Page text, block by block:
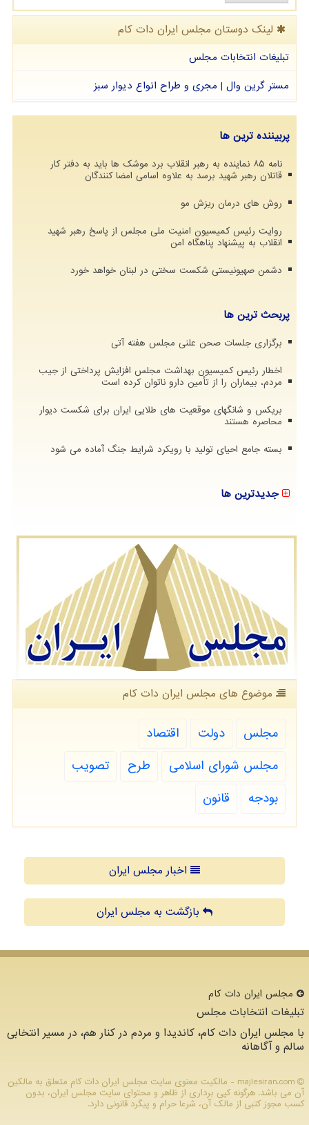
لینک دوستان مجلس ایران دات كام
تبلیغات انتخابات مجلس
مستر گرین وال | مجری و طراح انواع دیوار سبز
پربیننده ترین ها
نامه ۸۵ نماینده به رهبر انقلاب برد موشک ها باید به دفتر کار
قاتلان رهبر شهید برسد به علاوه اسامی امضا کنندگان
روش های درمان ریزش مو
روایت رئیس کمیسیون امنیت ملی مجلس از پاسخ رهبر شهید
انقلاب به پیشنهاد پناهگاه امن
دشمن صهیونیستی شکست سختی در لبنان خواهد خورد
پربحث ترین ها
برگزاری جلسات صحن علنی مجلس هفته آتی
اخطار رئیس کمیسیون بهداشت مجلس افزایش پرداختی از جیب
مردم، بیماران را از تأمین دارو ناتوان کرده است
بریکس و شانگهای موقعیت های طلایی ایران برای شکست دیوار
محاصره هستند
بسته جامع احیای تولید با رویکرد شرایط جنگ آماده می شود
جدیدترین ها
موضوع های مجلس ایران دات كام
مجلس دولت
اقتصاد
مجلس شورای اسلامی
طرح
تصویب
بودجه
قانون
اخبار مجلس ایران
بازگشت به مجلس ایران
مجلس ایران دات كام
تبلیغات انتخابات مجلس
با مجلس ایران دات کام، کاندیدا و مردم در کنار هم، در مسیر انتخابی
سالم و آگاهانه
majlesiran.com - مالکیت معنوی سایت مجلس ایران دات كام متعلق به مالکین
آن می باشد. هرگونه کپی برداری از ظاهر و محتوای سایت مجلس ایران، بدون
کسب مجوز کتبی از مالک آن، شرعا حرام و پیگرد قانونی دارد.